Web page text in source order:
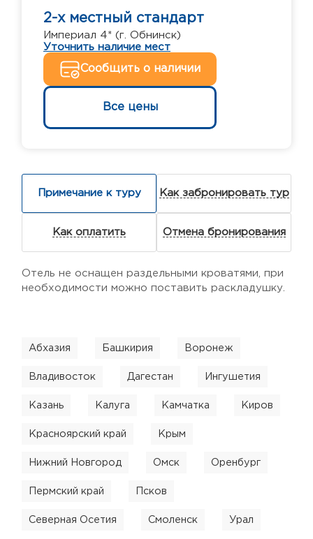
2-х местный стандарт
Империал 4* (г. Обнинск)
Уточнить наличие мест
Сообщить о наличии
Все цены
Примечание к туру Как забронировать тур
Как оплатить Отмена бронирования
Отель не оснащен раздельными кроватями, при
необходимости можно поставить раскладушку.
Абхазия Башкирия Воронеж
Владивосток Дагестан Ингушетия
Казань Калуга Камчатка Киров
Красноярский край Крым
Нижний Новгород Омск Оренбург
Пермский край Псков
Северная Осетия Смоленск Урал